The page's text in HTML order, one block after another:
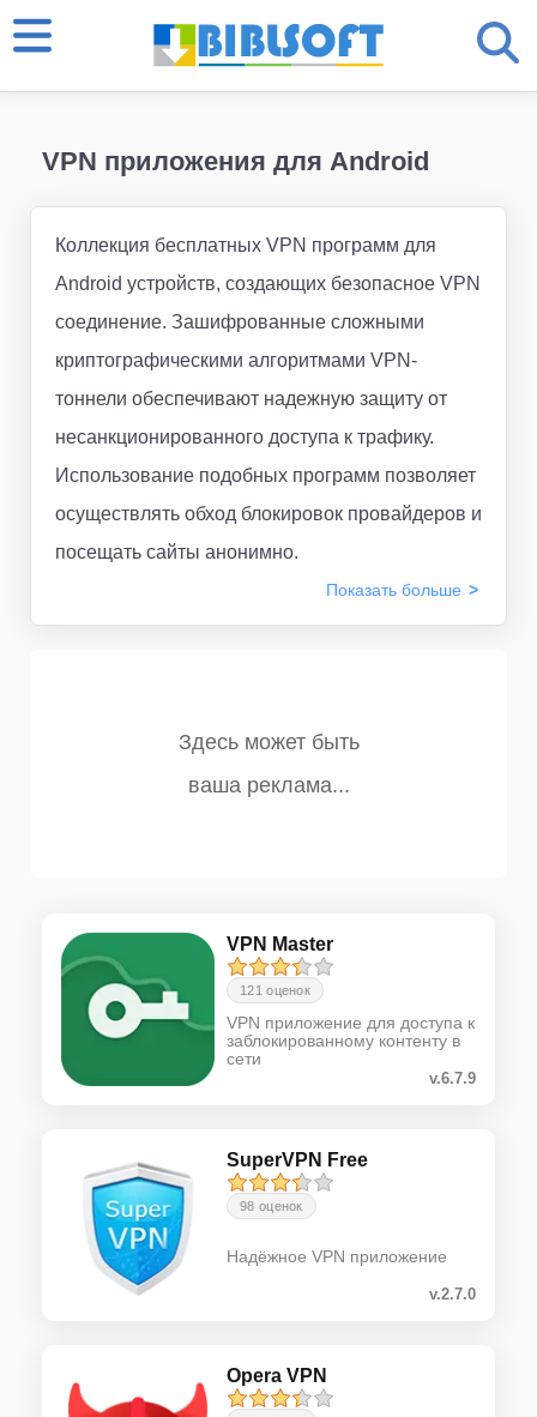
VPN приложения для Android
Коллекция бесплатных VPN программ для
Android устройств, создающих безопасное VPN
соединение. Зашифрованные сложными
криптографическими алгоритмами VPN-
тоннели обеспечивают надежную защиту от
несанкционированного доступа к трафику.
Использование подобных программ позволяет
осуществлять обход блокировок провайдеров и
посещать сайты анонимно.
Показать больше
VPN Master
121 оценок
VPN приложение для доступа к
заблокированному контенту в
сети
v.6.7.9
SuperVPN Free
98 оценок
Надёжное VPN приложение
v.2.7.0
Opera VPN